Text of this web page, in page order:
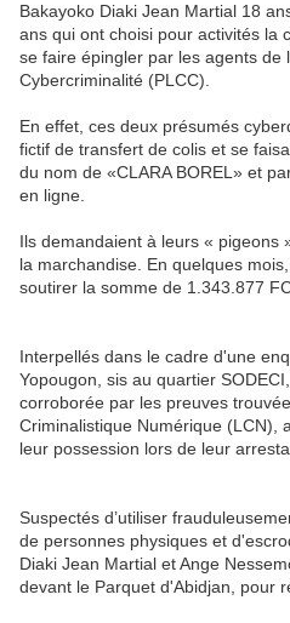
Bakayoko Diaki Jean Martial 18
ans qui ont choisi pour activités la
se faire épingler par les agents de
Cybercriminalité (PLCC).
En effet, ces deux présumés
fictif de transfert de colis et se
du nom de «CLARA BOREL» et
en ligne.
Ils demandaient à leurs « pigeons
la marchandise. En quelques
soutirer la somme de 1.343.877
Interpellés dans le cadre d'une
Yopougon, sis au quartier
corroborée par les preuves
Criminalistique Numérique (LCN),
leur possession lors de leur
Suspectés d’utiliser
de personnes physiques et
Diaki Jean Martial et Ange
devant le Parquet d'Abidjan, pour